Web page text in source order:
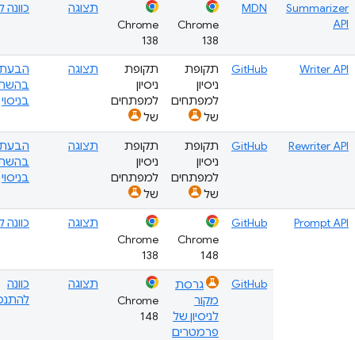
Summarizer
API
MDN
Chrome
138
Chrome
138
תצוגה
Writer API
GitHub
תקופת
ניסיון
למפתחים
של
תקופת
ניסיון
למפתחים
של
תצוגה
הבעת
בניסוי
Rewriter API
GitHub
תקופת
ניסיון
למפתחים
של
תקופת
ניסיון
למפתחים
של
תצוגה
הבעת
בניסוי
Prompt API
GitHub
Chrome
148
Chrome
138
תצוגה
GitHub
גרסת
מקור
לניסיון של
פרמטרים
Chrome
148
תצוגה
כוונה